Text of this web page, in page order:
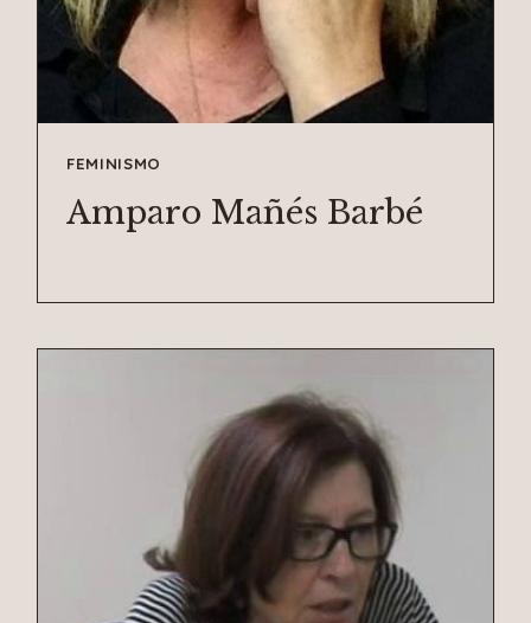
FEMINISMO
Amparo Mañés Barbé